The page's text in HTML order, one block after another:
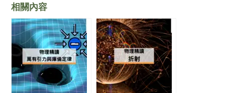
相關內容